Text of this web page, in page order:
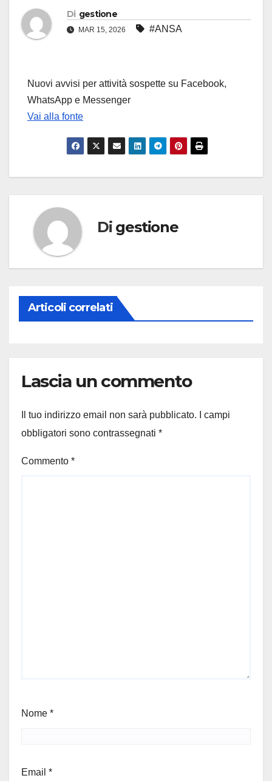
Di gestione
MAR 15, 2026 #ANSA
Nuovi avvisi per attività sospette su Facebook,
WhatsApp e Messenger
Vai alla fonte
Di gestione
Articoli correlati
Lascia un commento
Il tuo indirizzo email non sarà pubblicato.
I campi
obbligatori sono contrassegnati *
Commento *
Nome *
Email *